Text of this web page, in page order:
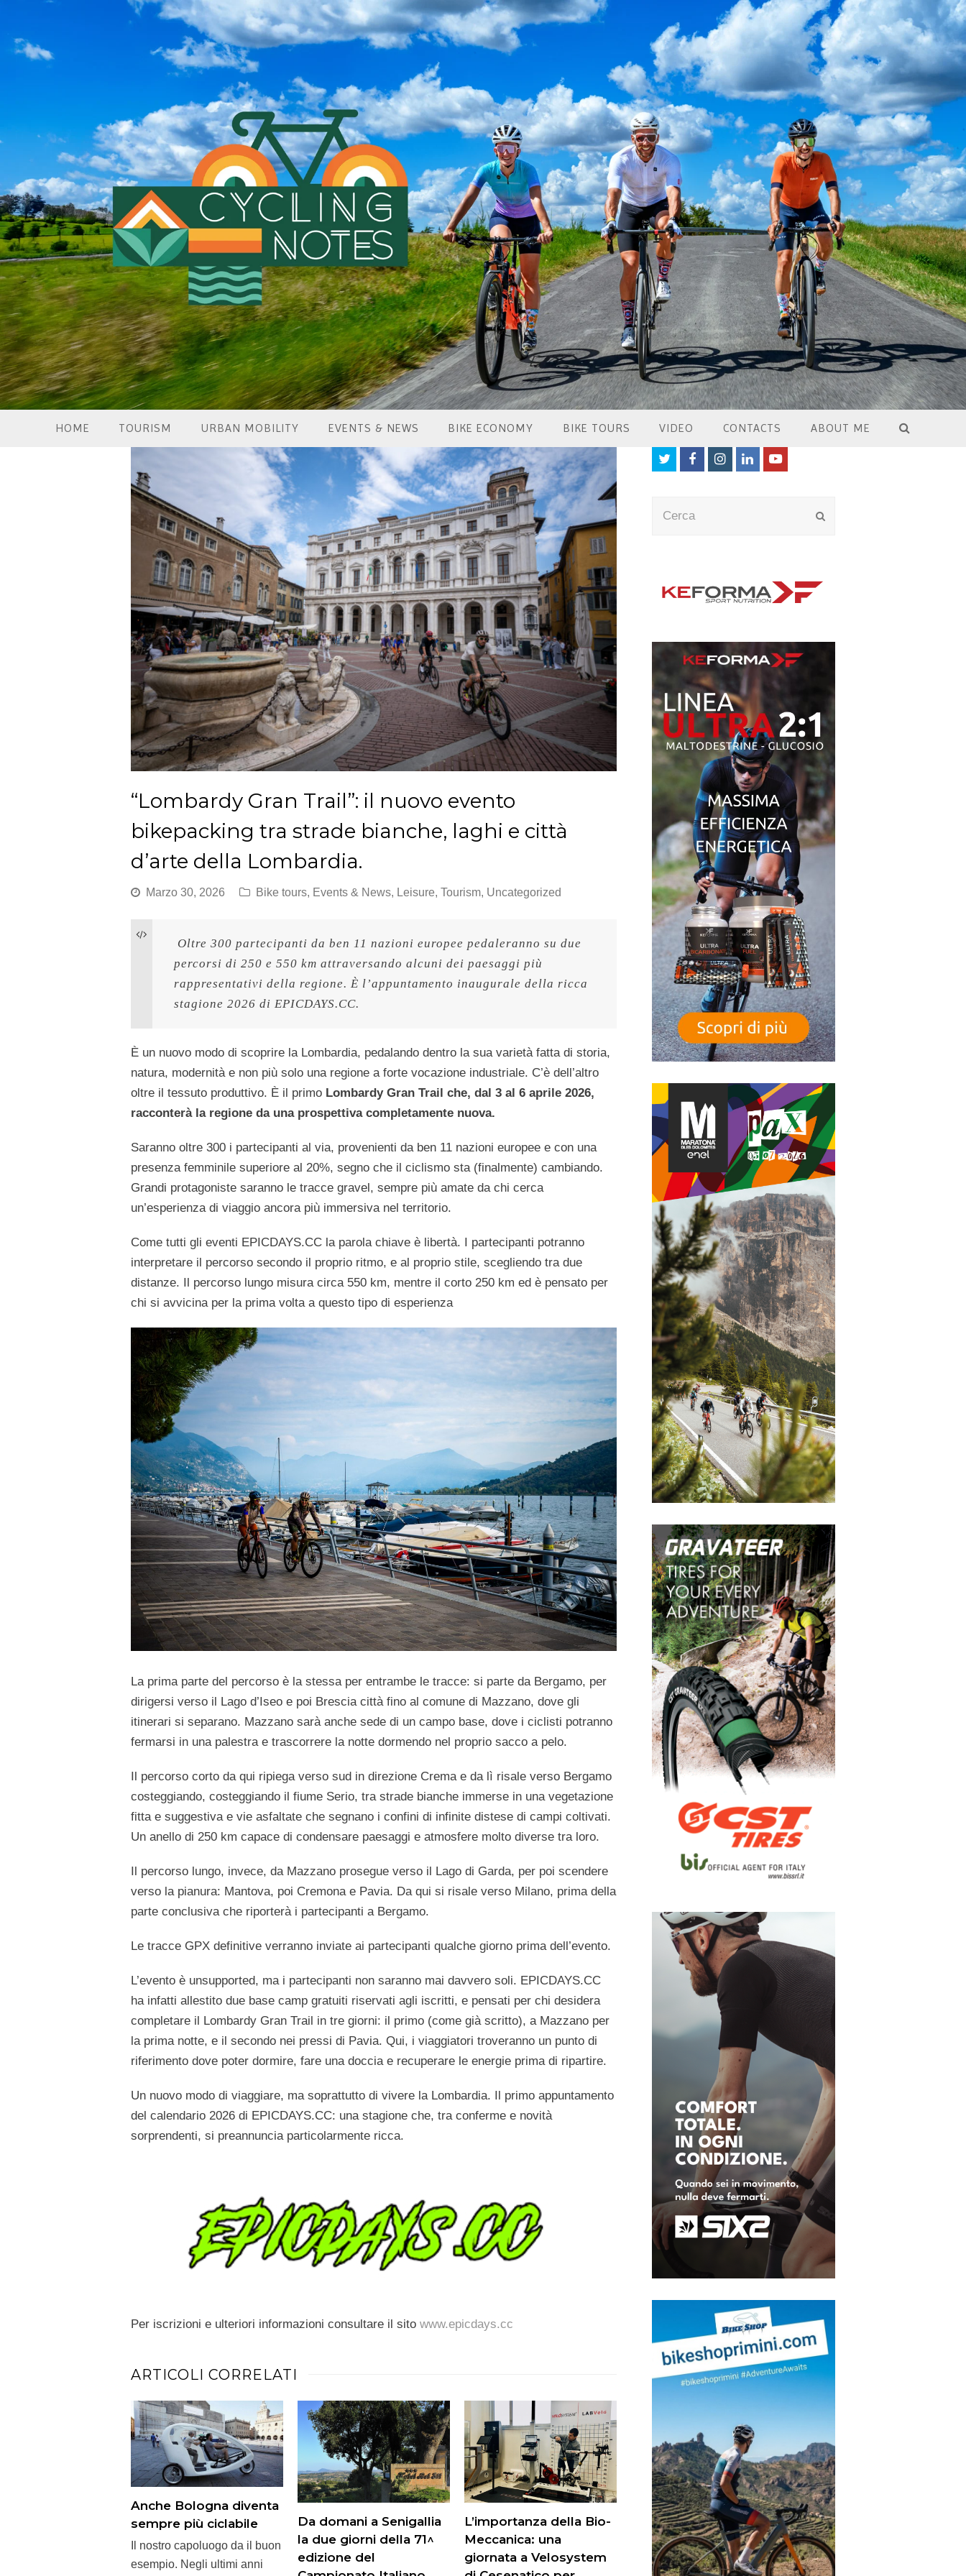
HOME TOURISM URBAN MOBILITY EVENTS & NEWS BIKE ECONOMY BIKE TOURS VIDEO CONTACTS ABOUT ME
“Lombardy Gran Trail”: il nuovo evento
bikepacking tra strade bianche, laghi e città
d’arte della Lombardia.
Marzo 30, 2026 Bike tours, Events & News, Leisure, Tourism, Uncategorized
Oltre 300 partecipanti da ben 11 nazioni europee pedaleranno su due
percorsi di 250 e 550 km attraversando alcuni dei paesaggi più
rappresentativi della regione. È l’appuntamento inaugurale della ricca
stagione 2026 di EPICDAYS.CC.
È un nuovo modo di scoprire la Lombardia, pedalando dentro la sua varietà fatta di storia,
natura, modernità e non più solo una regione a forte vocazione industriale. C’è dell’altro
oltre il tessuto produttivo. È il primo Lombardy Gran Trail che, dal 3 al 6 aprile 2026,
racconterà la regione da una prospettiva completamente nuova.
Saranno oltre 300 i partecipanti al via, provenienti da ben 11 nazioni europee e con una
presenza femminile superiore al 20%, segno che il ciclismo sta (finalmente) cambiando.
Grandi protagoniste saranno le tracce gravel, sempre più amate da chi cerca
un’esperienza di viaggio ancora più immersiva nel territorio.
Come tutti gli eventi EPICDAYS.CC la parola chiave è libertà. I partecipanti potranno
interpretare il percorso secondo il proprio ritmo, e al proprio stile, scegliendo tra due
distanze. Il percorso lungo misura circa 550 km, mentre il corto 250 km ed è pensato per
chi si avvicina per la prima volta a questo tipo di esperienza
La prima parte del percorso è la stessa per entrambe le tracce: si parte da Bergamo, per
dirigersi verso il Lago d’Iseo e poi Brescia città fino al comune di Mazzano, dove gli
itinerari si separano. Mazzano sarà anche sede di un campo base, dove i ciclisti potranno
fermarsi in una palestra e trascorrere la notte dormendo nel proprio sacco a pelo.
Il percorso corto da qui ripiega verso sud in direzione Crema e da lì risale verso Bergamo
costeggiando, costeggiando il fiume Serio, tra strade bianche immerse in una vegetazione
fitta e suggestiva e vie asfaltate che segnano i confini di infinite distese di campi coltivati.
Un anello di 250 km capace di condensare paesaggi e atmosfere molto diverse tra loro.
Il percorso lungo, invece, da Mazzano prosegue verso il Lago di Garda, per poi scendere
verso la pianura: Mantova, poi Cremona e Pavia. Da qui si risale verso Milano, prima della
parte conclusiva che riporterà i partecipanti a Bergamo.
Le tracce GPX definitive verranno inviate ai partecipanti qualche giorno prima dell’evento.
L’evento è unsupported, ma i partecipanti non saranno mai davvero soli. EPICDAYS.CC
ha infatti allestito due base camp gratuiti riservati agli iscritti, e pensati per chi desidera
completare il Lombardy Gran Trail in tre giorni: il primo (come già scritto), a Mazzano per
la prima notte, e il secondo nei pressi di Pavia. Qui, i viaggiatori troveranno un punto di
riferimento dove poter dormire, fare una doccia e recuperare le energie prima di ripartire.
Un nuovo modo di viaggiare, ma soprattutto di vivere la Lombardia. Il primo appuntamento
del calendario 2026 di EPICDAYS.CC: una stagione che, tra conferme e novità
sorprendenti, si preannuncia particolarmente ricca.
Per iscrizioni e ulteriori informazioni consultare il sito www.epicdays.cc
ARTICOLI CORRELATI
Anche Bologna diventa
sempre più ciclabile
Il nostro capoluogo da il buon
esempio. Negli ultimi anni
Da domani a Senigallia
la due giorni della 71^
edizione del
L’importanza della Bio-
Meccanica: una
giornata a Velosystem
TwitterFacebookInstagram
LinkedInYoutube